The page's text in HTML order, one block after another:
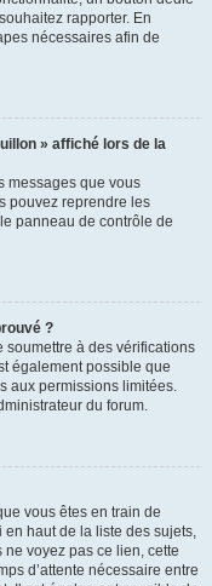
rapporter. En
nécessaires afin de
» affiché lors de la
messages que vous
pouvez reprendre les
panneau de contrôle de
?
soumettre à des vérifications
également possible que
aux permissions limitées.
du forum.
vous êtes en train de
haut de la liste des sujets,
voyez pas ce lien, cette
d’attente nécessaire entre